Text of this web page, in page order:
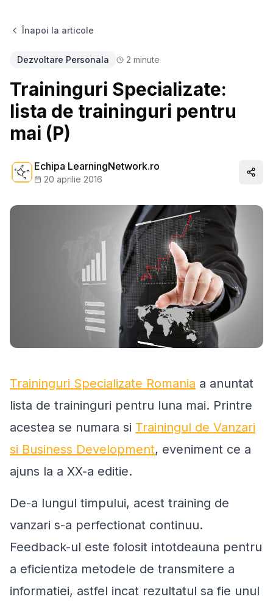
Înapoi la articole
Dezvoltare Personala 2 minute
Traininguri Specializate:
lista de traininguri pentru
mai (P)
Echipa LearningNetwork.ro
20 aprilie 2016
Traininguri Specializate Romania a anuntat
lista de traininguri pentru luna mai. Printre
acestea se numara si Trainingul de Vanzari
si Business Development, eveniment ce a
ajuns la a XX-a editie.
De-a lungul timpului, acest training de
vanzari s-a perfectionat continuu.
Feedback-ul este folosit intotdeauna pentru
a eficientiza metodele de transmitere a
informatiei, astfel incat rezultatul sa fie unul